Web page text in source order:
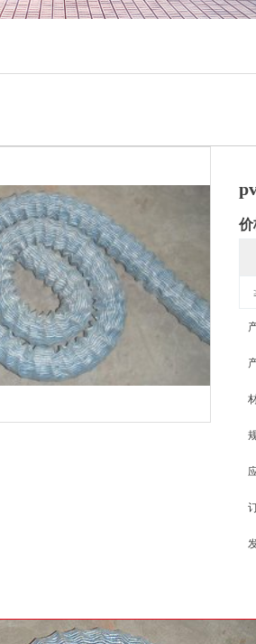
价